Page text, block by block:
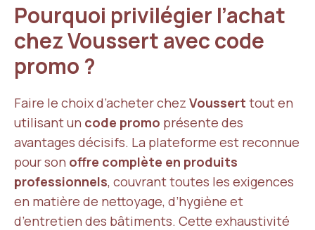
Pourquoi privilégier l’achat
chez Voussert avec code
promo ?
Faire le choix d’acheter chez Voussert tout en
utilisant un code promo présente des
avantages décisifs. La plateforme est reconnue
pour son offre complète en produits
professionnels, couvrant toutes les exigences
en matière de nettoyage, d’hygiène et
d’entretien des bâtiments. Cette exhaustivité